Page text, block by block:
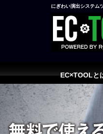
にぎわい演出システム
EC×TOOLと